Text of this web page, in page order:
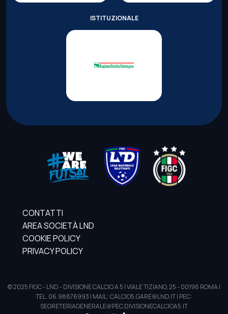
ISTITUZIONALE
CONTATTI
AREA SOCIETÀ LND
COOKIE POLICY
PRIVACY POLICY
© 2025 FIGC - LND - DIVISIONE CALCIO A 5 | VIALE TIZIANO, 25 - 00196 ROMA |
TEL. 06.98876993 | MAIL: CALCIO5.GARE@LND.IT | PEC:
SEGRETERIAGENERALE@PEC.DIVISIONECALCIOA5.IT